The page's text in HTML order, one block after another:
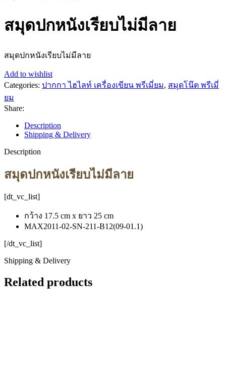
สมุดปกหนังเรียบไม่มีลาย
สมุดปกหนังเรียบไม่มีลาย
Add to wishlist
Categories: ปากกา ไฮไลท์ เครื่องเขียน พรีเมี่ยม, สมุดโน๊ต พรีเมี่
ยม
Share:
Description
Shipping & Delivery
Description
สมุดปกหนังเรียบไม่มีลาย
[dt_vc_list]
กว้าง 17.5 cm x ยาว 25 cm
MAX2011-02-SN-211-B12(09-01.1)
[/dt_vc_list]
Shipping & Delivery
Related products